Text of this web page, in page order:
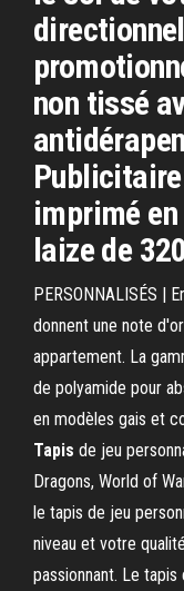
non tissé
Publicitaire
imprimé
laize de
PERSONNALISÉS |
donnent une note
appartement. La
de polyamide pour
en modèles gais et
Tapis de jeu
Dragons, World of
le tapis de jeu
niveau et votre
passionnant. Le